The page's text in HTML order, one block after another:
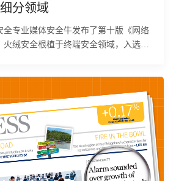
分领域
全专业媒体安全牛发布了第十版《网络
绒安全根植于终端安全领域，入选恶